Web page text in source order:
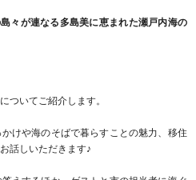
々が連なる多島美に恵まれた瀬戸内海の
ついてご紹介します。
けや海のそばで暮らすことの魅力、移住
話しいただきます♪